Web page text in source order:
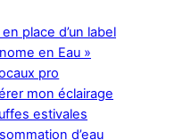
place d’un label
en Eau »
pro
mon éclairage
estivales
d’eau